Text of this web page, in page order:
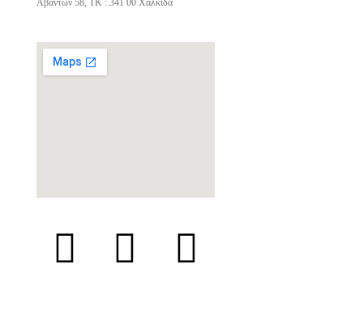
Αβάντων 58, ΤΚ : 341 00 Χαλκίδα